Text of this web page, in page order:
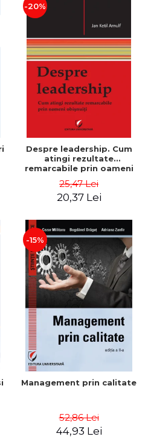
-20%
Despre leadership. Cum
atingi rezultate
remarcabile prin oameni
25,47 Lei
20,37 Lei
-15%
Management prin calitate
52,86 Lei
44,93 Lei